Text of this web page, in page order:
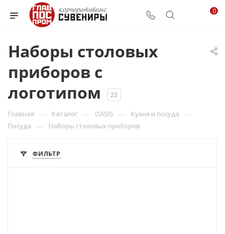
0
Наборы столовых
приборов с
логотипом
23
Главная — Каталог — OASIS — Кухня и посуда —
Посуда — Наборы столовых приборов
ФИЛЬТР